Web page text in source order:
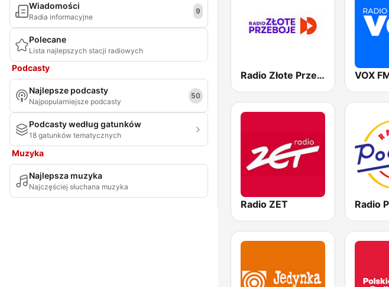
Wiadomości
Radia informacyjne
9
Polecane
Lista najlepszych stacji radiowych
Podcasty
Najlepsze podcasty
Najpopularniejsze podcasty
50
Podcasty według gatunków
18 gatunków tematycznych
Muzyka
Najlepsza muzyka
Najczęściej słuchana muzyka
Radio Złote Przeboje VOX
Radio ZET Radio